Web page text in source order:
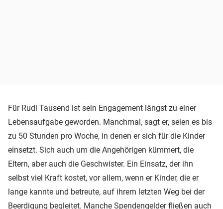
Für Rudi Tausend ist sein Engagement längst zu einer
Lebensaufgabe geworden. Manchmal, sagt er, seien es bis
zu 50 Stunden pro Woche, in denen er sich für die Kinder
einsetzt. Sich auch um die Angehörigen kümmert, die
Eltern, aber auch die Geschwister. Ein Einsatz, der ihn
selbst viel Kraft kostet, vor allem, wenn er Kinder, die er
lange kannte und betreute, auf ihrem letzten Weg bei der
Beerdigung begleitet. Manche Spendengelder fließen auch